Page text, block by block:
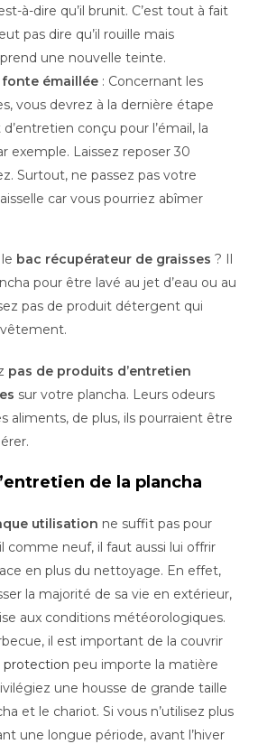
à-dire qu’il brunit. C’est tout à fait
pas dire qu’il rouille mais
une nouvelle teinte.
émaillée : Concernant les
vous devrez à la dernière étape
conçu pour l’émail, la
exemple. Laissez reposer 30
Surtout, ne passez pas votre
car vous pourriez abîmer
bac récupérateur de graisses ? Il
pour être lavé au jet d’eau ou au
pas de produit détergent qui
pas de produits d’entretien
sur votre plancha. Leurs odeurs
aliments, de plus, ils pourraient être
de la plancha
utilisation ne suffit pas pour
comme neuf, il faut aussi lui offrir
en plus du nettoyage. En effet,
la majorité de sa vie en extérieur,
aux conditions météorologiques.
il est important de la couvrir
protection peu importe la matière
une housse de grande taille
et le chariot. Si vous n’utilisez plus
une longue période, avant l’hiver